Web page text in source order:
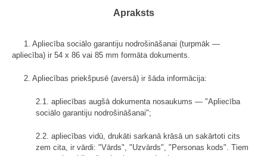
Apraksts
1. Apliecība sociālo garantiju nodrošināšanai (turpmāk —
apliecība) ir 54 x 86 vai 85 mm formāta dokuments.
2. Apliecības priekšpusē (aversā) ir šāda informācija:
2.1. apliecības augšā dokumenta nosaukums — "Apliecība
sociālo garantiju nodrošināšanai";
2.2. apliecības vidū, drukāti sarkanā krāsā un sakārtoti cits
zem cita, ir vārdi: "Vārds", "Uzvārds", "Personas kods". Tiem